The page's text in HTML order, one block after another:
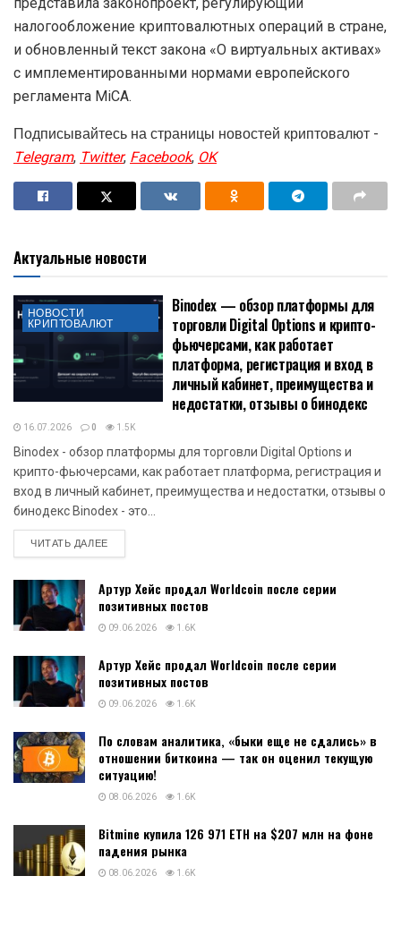
налогообложение криптовалютных операций в стране,
и обновленный текст закона «О виртуальных активах»
с имплементированными нормами европейского
регламента MiCA.
Подписывайтесь на страницы новостей криптовалют -
Telegram,Twitter,Facebook,OK
Актуальные новости
НОВОСТИ
КРИПТОВАЛЮТ
Binodex — обзор платформы для
торговли Digital Options и крипто-
фьючерсами, как работает
платформа, регистрация и вход в
личный кабинет, преимущества и
недостатки, отзывы о бинодекс
16.07.2026 0 1.5K
Binodex - обзор платформы для торговли Digital Options и
крипто-фьючерсами, как работает платформа, регистрация и
вход в личный кабинет, преимущества и недостатки, отзывы о
бинодекс Binodex - это...
ЧИТАТЬ ДАЛЕЕDETAILS
Артур Хейс продал Worldcoin после серии
позитивных постов
09.06.2026 1.6K
Артур Хейс продал Worldcoin после серии
позитивных постов
09.06.2026 1.6K
По словам аналитика, «быки еще не сдались» в
отношении биткоина — так он оценил текущую
ситуацию!
08.06.2026 1.6K
Bitmine купила 126 971 ETH на $207 млн на фоне
падения рынка
08.06.2026 1.6K